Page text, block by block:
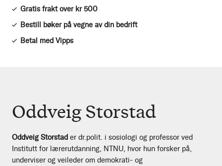
Gratis frakt over kr 500
Bestill bøker på vegne av din bedrift
Betal med Vipps
Oddveig Storstad
Oddveig Storstad er dr.polit. i sosiologi og professor ved
Institutt for lærerutdanning, NTNU, hvor hun forsker på,
underviser og veileder om demokrati- og